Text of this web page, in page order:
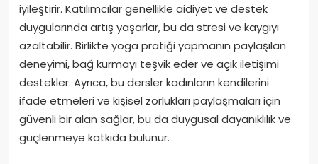
iyileştirir. Katılımcılar genellikle aidiyet ve destek
duygularında artış yaşarlar, bu da stresi ve kaygıyı
azaltabilir. Birlikte yoga pratiği yapmanın paylaşılan
deneyimi, bağ kurmayı teşvik eder ve açık iletişimi
destekler. Ayrıca, bu dersler kadınların kendilerini
ifade etmeleri ve kişisel zorlukları paylaşmaları için
güvenli bir alan sağlar, bu da duygusal dayanıklılık ve
güçlenmeye katkıda bulunur.